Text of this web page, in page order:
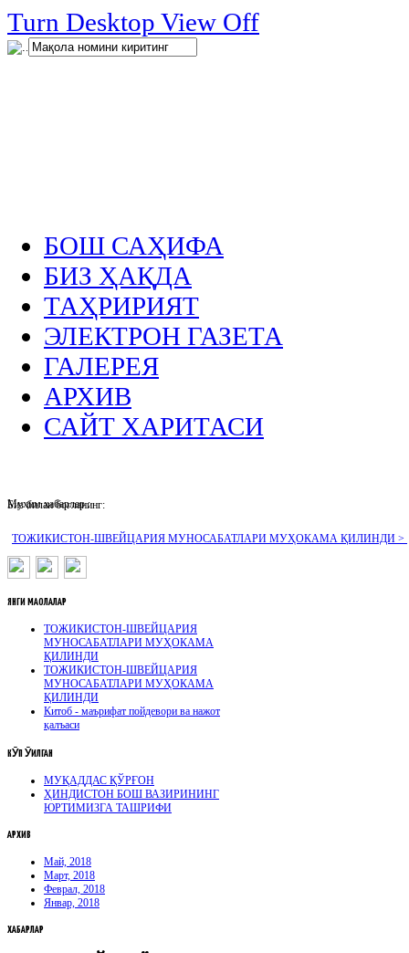
Turn Desktop View Off
.
БОШ САҲИФА
БИЗ ҲАҚДА
ТАҲРИРИЯТ
ЭЛЕКТРОН ГАЗЕТА
ГАЛЕРЕЯ
АРХИВ
САЙТ ХАРИТАСИ
Муҳим хабарлар :
ТОЖИКИСТОН-ШВЕЙЦАРИЯ МУНОСАБАТЛАРИ МУҲОКАМА ҚИЛИНДИ >
Биз билан боғланинг:
ЯНГИ МАҚОЛАЛАР
ТОЖИКИСТОН-ШВЕЙЦАРИЯ
МУНОСАБАТЛАРИ МУҲОКАМА
ҚИЛИНДИ
ТОЖИКИСТОН-ШВЕЙЦАРИЯ
МУНОСАБАТЛАРИ МУҲОКАМА
ҚИЛИНДИ
Китоб - маърифат пойдевори ва нажот
қалъаси
КӮП ӮҚИЛГАН
МУҚАДДАС ҚЎРҒОН
ҲИНДИСТОН БОШ ВАЗИРИНИНГ
ЮРТИМИЗГА ТАШРИФИ
АРХИВ
Май, 2018
Март, 2018
Феврал, 2018
Январ, 2018
ХАБАРЛАР